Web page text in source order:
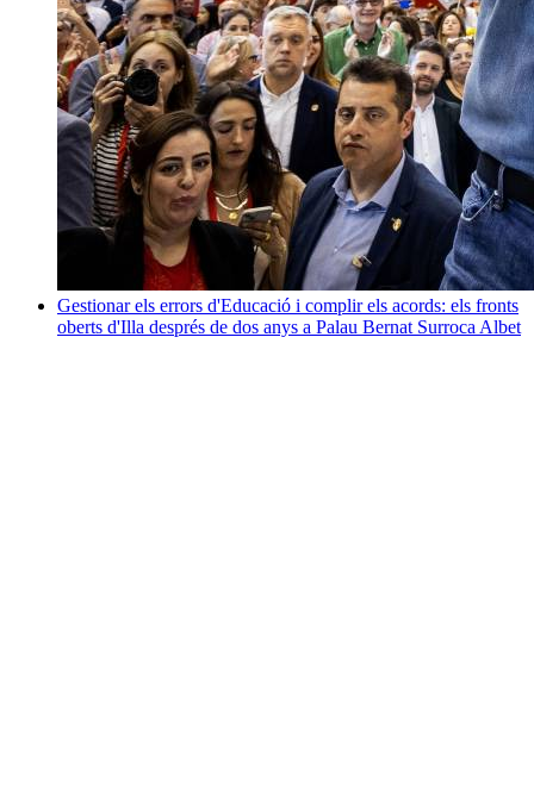
Gestionar els errors d'Educació i complir els acords: els fronts
oberts d'Illa després de dos anys a Palau Bernat Surroca Albet